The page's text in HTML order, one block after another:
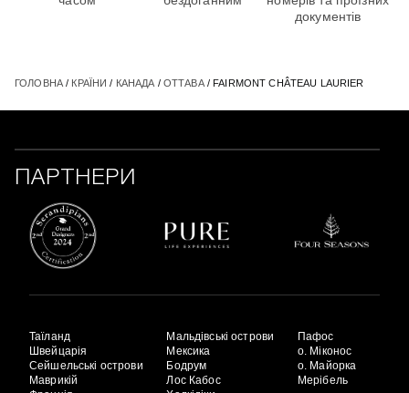
документів
ГОЛОВНА/ КРАЇНИ / КАНАДА / ОТТАВА/ FAIRMONT CHÂTEAU LAURIER
ПАРТНЕРИ
Таїланд
Швейцарія
Сейшельські острови
Маврикій
Мальдівські острови
Мексика
Бодрум
Лос Кабос
Пафос
о. Міконос
о. Майорка
Мерібель